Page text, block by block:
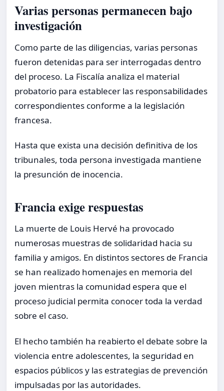
Varias personas permanecen bajo
investigación
Como parte de las diligencias, varias personas
fueron detenidas para ser interrogadas dentro
del proceso. La Fiscalía analiza el material
probatorio para establecer las responsabilidades
correspondientes conforme a la legislación
francesa.
Hasta que exista una decisión definitiva de los
tribunales, toda persona investigada mantiene
la presunción de inocencia.
Francia exige respuestas
La muerte de Louis Hervé ha provocado
numerosas muestras de solidaridad hacia su
familia y amigos. En distintos sectores de Francia
se han realizado homenajes en memoria del
joven mientras la comunidad espera que el
proceso judicial permita conocer toda la verdad
sobre el caso.
El hecho también ha reabierto el debate sobre la
violencia entre adolescentes, la seguridad en
espacios públicos y las estrategias de prevención
impulsadas por las autoridades.